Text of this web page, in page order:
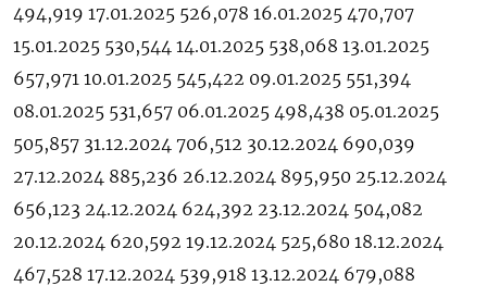
494,919 17.01.2025 526,078 16.01.2025 470,707
15.01.2025 530,544 14.01.2025 538,068 13.01.2025
657,971 10.01.2025 545,422 09.01.2025 551,394
08.01.2025 531,657 06.01.2025 498,438 05.01.2025
505,857 31.12.2024 706,512 30.12.2024 690,039
27.12.2024 885,236 26.12.2024 895,950 25.12.2024
656,123 24.12.2024 624,392 23.12.2024 504,082
20.12.2024 620,592 19.12.2024 525,680 18.12.2024
467,528 17.12.2024 539,918 13.12.2024 679,088